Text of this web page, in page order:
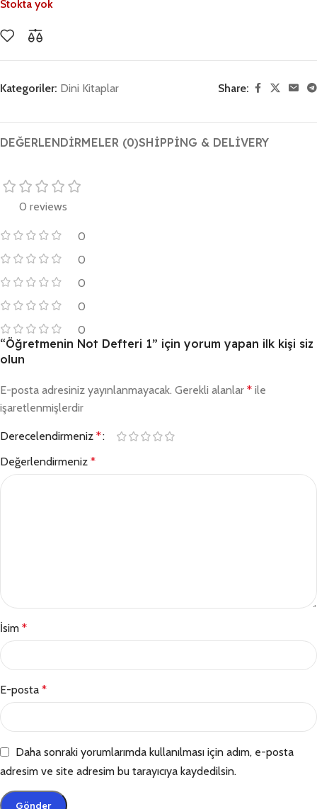
Stokta yok
Kategoriler: Dini Kitaplar Share:
DEĞERLENDIRMELER (0)SHIPPING & DELIVERY
0 reviews
0
0
0
0
0
“Öğretmenin Not Defteri 1” için yorum yapan ilk kişi siz
olun
E-posta adresiniz yayınlanmayacak. Gerekli alanlar * ile
işaretlenmişlerdir
Derecelendirmeniz *
Değerlendirmeniz *
İsim *
E-posta *
Daha sonraki yorumlarımda kullanılması için adım, e-posta
adresim ve site adresim bu tarayıcıya kaydedilsin.